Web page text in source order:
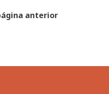
anterior